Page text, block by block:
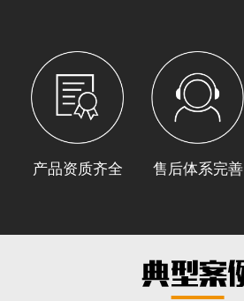
产品资质齐全 售后体系完善